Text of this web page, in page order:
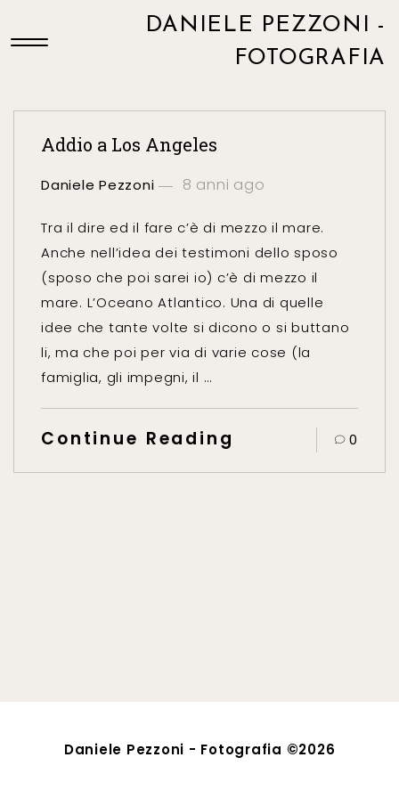
DANIELE PEZZONI -
FOTOGRAFIA
Addio a Los Angeles
Daniele Pezzoni 8 anni ago
Tra il dire ed il fare c’è di mezzo il mare.
Anche nell’idea dei testimoni dello sposo
(sposo che poi sarei io) c’è di mezzo il
mare. L’Oceano Atlantico. Una di quelle
idee che tante volte si dicono o si buttano
li, ma che poi per via di varie cose (la
famiglia, gli impegni, il …
Continue Reading 0
Daniele Pezzoni - Fotografia ©2026